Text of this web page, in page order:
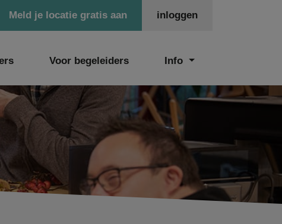
inloggen
Meld je locatie gratis aan
Voor begeleiders Info